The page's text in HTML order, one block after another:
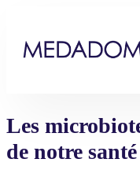
Les
de notre santé